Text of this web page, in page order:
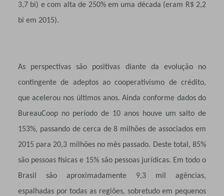
3,7 bi) e com alta de 250% em uma década (eram R$ 2,2
bi em 2015).
As perspectivas são positivas diante da evolução no
contingente de adeptos ao cooperativismo de crédito,
que acelerou nos últimos anos. Ainda conforme dados do
BureauCoop no período de 10 anos houve um salto de
153%, passando de cerca de 8 milhões de associados em
2015 para 20,3 milhões no mês passado. Deste total, 85%
são pessoas físicas e 15% são pessoas jurídicas. Em todo o
Brasil são aproximadamente 9,3 mil agências,
espalhadas por todas as regiões, sobretudo em pequenos